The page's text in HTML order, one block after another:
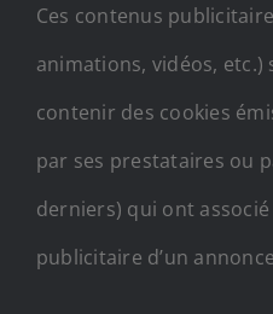
Ces contenus
animations, vidéos,
contenir des cookies
par ses prestataires ou
derniers) qui ont
publicitaire d’un